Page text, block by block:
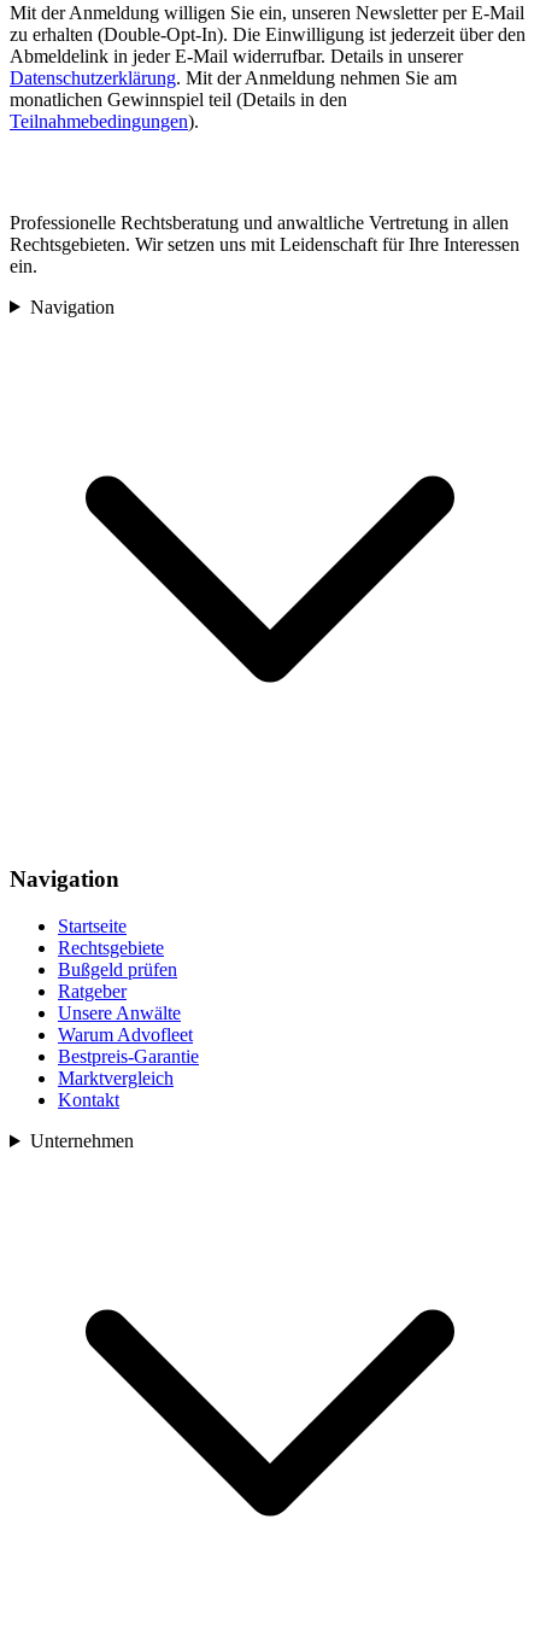
Mit der Anmeldung willigen Sie ein, unseren Newsletter per E-Mail
zu erhalten (Double-Opt-In). Die Einwilligung ist jederzeit über den
Abmeldelink in jeder E-Mail widerrufbar. Details in unserer
Datenschutzerklärung. Mit der Anmeldung nehmen Sie am
monatlichen Gewinnspiel teil (Details in den
Teilnahmebedingungen).
Professionelle Rechtsberatung und anwaltliche Vertretung in allen
Rechtsgebieten. Wir setzen uns mit Leidenschaft für Ihre Interessen
ein.
Navigation
Navigation
Startseite
Rechtsgebiete
Bußgeld prüfen
Ratgeber
Unsere Anwälte
Warum Advofleet
Bestpreis-Garantie
Marktvergleich
Kontakt
Unternehmen